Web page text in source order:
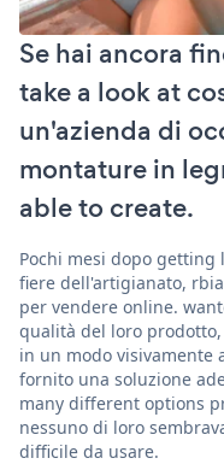
Se hai ancora
take a look at
un'azienda di
montature in
able to create.
Pochi mesi dopo
fiere dell'artigianato,
per vendere online.
qualità del loro
in un modo visivamente
fornito una soluzione
many different options
nessuno di loro
difficile da usare.